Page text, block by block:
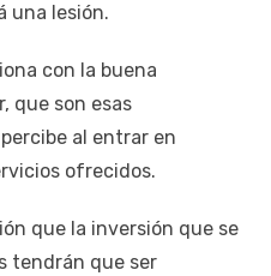
una lesión.
con la buena
que son esas
al entrar en
ofrecidos.
que la inversión que se
tendrán que ser